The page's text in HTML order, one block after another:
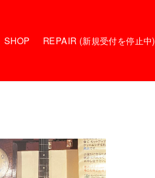
SHOP REPAIR (新規受付を停止中)